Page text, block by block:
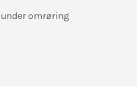
omrøring